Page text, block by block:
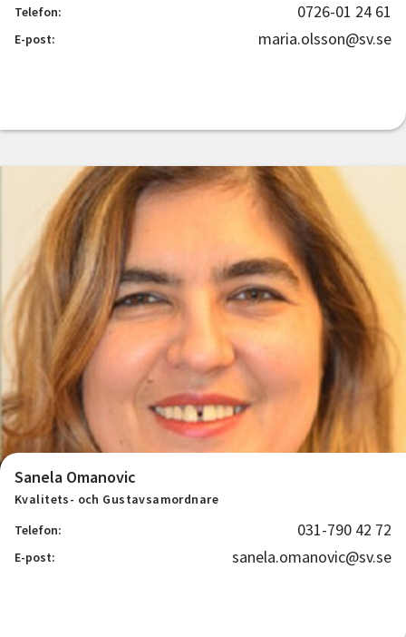
Telefon:
0726-01 24 61
E-post: maria.olsson@sv.se
Sanela Omanovic
Kvalitets- och Gustavsamordnare
Telefon:
031-790 42 72
E-post: sanela.omanovic@sv.se